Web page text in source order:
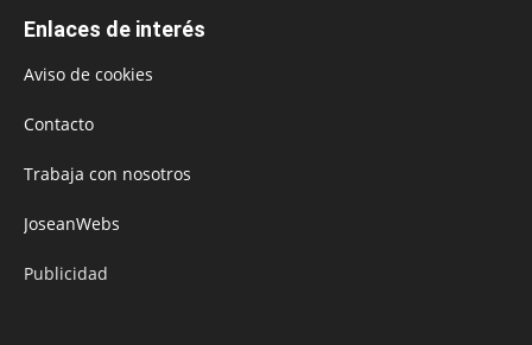
Enlaces de interés
Aviso de cookies
Contacto
Trabaja con nosotros
JoseanWebs
Publicidad